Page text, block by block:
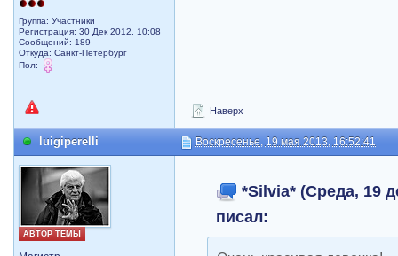
Группа: Участники
Регистрация: 30 Дек 2012, 10:08
Сообщений: 189
Откуда: Санкт-Петербург
Пол:
Наверх
luigiperelli Воскресенье, 19 мая 2013, 16:52:41
АВТОР ТЕМЫ
*Silvia* (Среда, 19
писал: